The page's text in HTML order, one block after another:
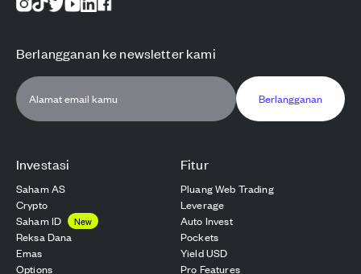
Investasi
Saham AS
Crypto
Saham ID
New
Reksa Dana
Emas
Options
Fitur
Pluang Web Trading
Leverage
Auto Invest
Pockets
Yield USD
Pro Features
Berlangganan ke newsletter kami
Berlangganan